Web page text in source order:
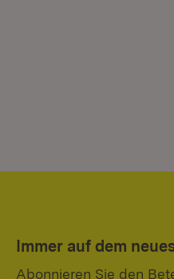
Immer auf dem
Abonnieren Sie den